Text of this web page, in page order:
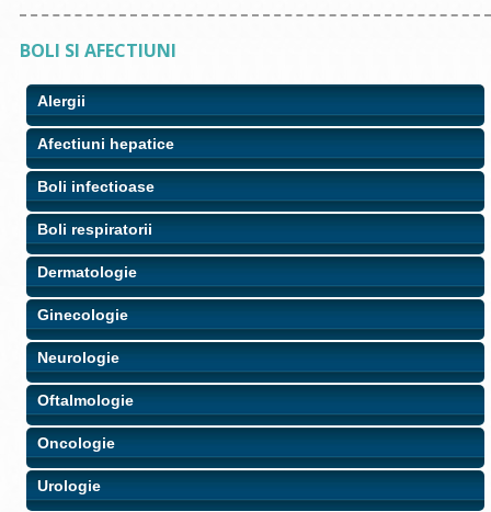
BOLI SI AFECTIUNI
Alergii
Afectiuni hepatice
Boli infectioase
Boli respiratorii
Dermatologie
Ginecologie
Neurologie
Oftalmologie
Oncologie
Urologie